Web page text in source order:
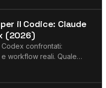
il Codice: Claude
(2026)
confrontati:
workflow reali. Quale
al tuo team?